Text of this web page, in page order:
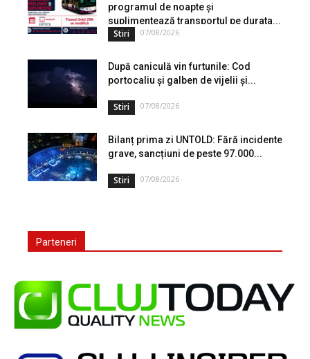
programul de noapte și
suplimentează transportul pe durata...
Stiri 07/08/2026
După caniculă vin furtunile: Cod
portocaliu și galben de vijelii și...
Stiri 07/08/2026
Bilanț prima zi UNTOLD: Fără incidente
grave, sancțiuni de peste 97.000...
Stiri 07/08/2026
Parteneri